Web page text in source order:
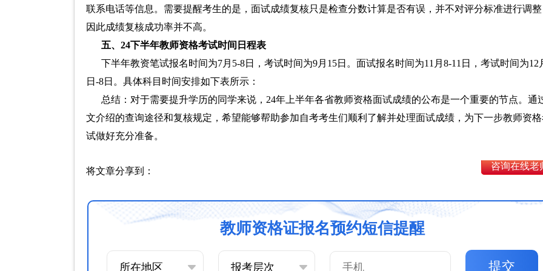
联系电话等信息。需要提醒考生的是，面试成绩复核只是检查分数计算是否有误，并不对评分标准进行调整
因此成绩复核成功率并不高。
五、24下半年教师资格考试时间日程表
下半年教资笔试报名时间为7月5-8日，考试时间为9月15日。面试报名时间为11月8-11日，考试时间为12
日-8日。具体科目时间安排如下表所示：
总结：对于需要提升学历的同学来说，24年上半年各省教师资格面试成绩的公布是一个重要的节点。通
文介绍的查询途径和复核规定，希望能够帮助参加自考考生们顺利了解并处理面试成绩，为下一步教师资
试做好充分准备。
将文章分享到： 咨询在线老
教师资格证报名预约短信提醒
提交